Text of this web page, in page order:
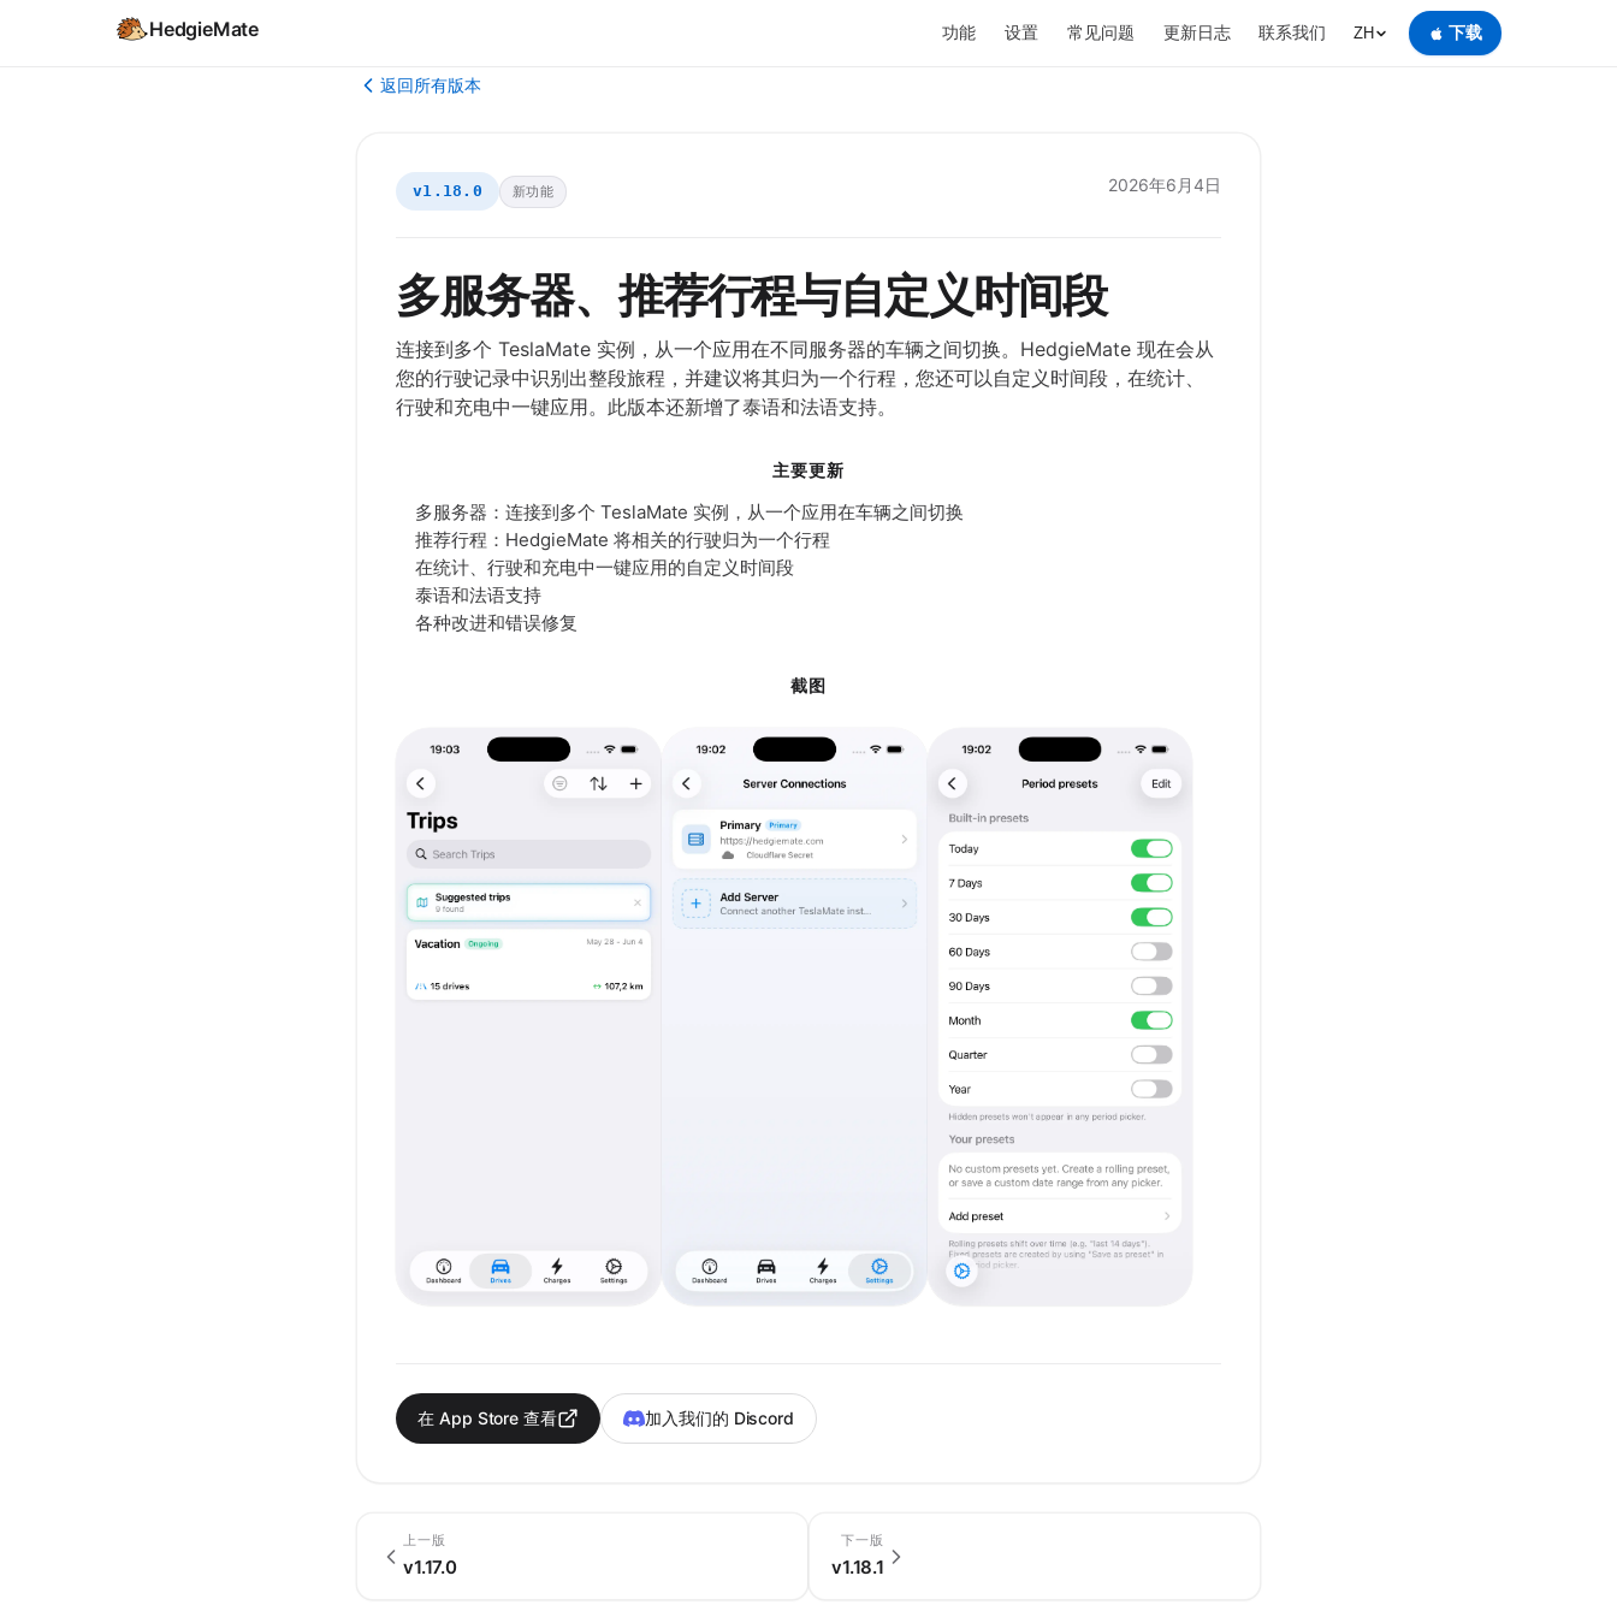
HedgieMate 功能 设置 常见问题 更新日志 联系我们 ZH 下载
返回所有版本
v1.18.0 新功能 2026年6月4日
多服务器、推荐行程与自定义时间段
连接到多个 TeslaMate 实例，从一个应用在不同服务器的车辆之间切换。HedgieMate 现在会从
您的行驶记录中识别出整段旅程，并建议将其归为一个行程，您还可以自定义时间段，在统计、
行驶和充电中一键应用。此版本还新增了泰语和法语支持。
主要更新
多服务器：连接到多个 TeslaMate 实例，从一个应用在车辆之间切换
推荐行程：HedgieMate 将相关的行驶归为一个行程
在统计、行驶和充电中一键应用的自定义时间段
泰语和法语支持
各种改进和错误修复
截图
在 App Store 查看 加入我们的 Discord
上一版
v1.17.0
下一版
v1.18.1